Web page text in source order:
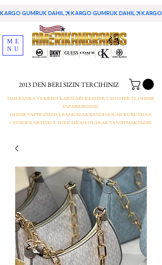
KARGO GUMRUK DAHIL
2013 DEN BERI SIZIN TERCIHINIZ
TUM BANKA VE KREDI KARTLARI ILE ISTER USD ISTER TL ODEME
YAPABILIRSINIZ
ODEME YAPTIGINIZDA BANKALAR KENDI DOLAR KURUNDAN
CEVIRIP KARTINIZA TURK LIRASI OLARAK YANSITMAKTADIR
ME
NU